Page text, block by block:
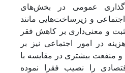
عمومی در بخش‌های
و زیرساخت‌هایی مانند
و معنی‌داری بر کاهش فقر
در امور اجتماعی نیز بر
و منفعت بیشتری در مقایسه با
را نصیب فقرا نموده